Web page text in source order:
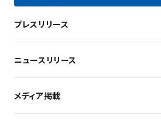
プレスリリース
ニュースリリース
メディア掲載